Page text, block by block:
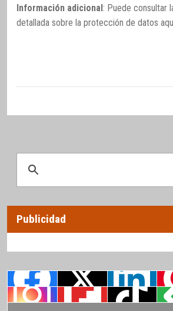
Información adicional : Puede consultar
detallada sobre la protección de datos
Publicidad